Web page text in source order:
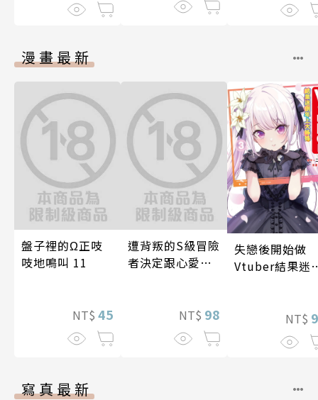
漫畫最新
盤子裡的Ω正吱
吱地鳴叫 11
NT$ 45
遭背叛的S級冒險
者決定跟心愛的
NT$ 98
失戀後開始做
Vtuber結果迷
NT$
寫真最新